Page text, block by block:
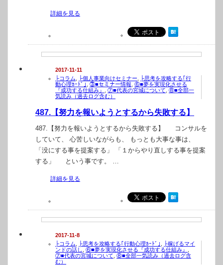
詳細を見る
2017-11-11
├コラム
├個人事業向けセミナー
├思考を攻略する｢行
動心理ｶｰﾄﾞ｣
③■セミナー情報 ⑥■夢を実現化させる
『成功する仕組み』
⑦■代表の宮城について ⑧■全部一
気読み（過去ログ含む）
487.【努力を報いようとするから失敗する】
487.【努力を報いようとするから失敗する】 コンサルを
していて、 心苦しいながらも、 もっとも大事な事は、
「没にする事を提案する」 「１からやり直しする事を提案
する」 という事です。 …
詳細を見る
2017-11-8
├コラム
├思考を攻略する｢行動心理ｶｰﾄﾞ｣
├稼げるマイ
ンドの話し
⑥■夢を実現化させる『成功する仕組み』
⑦■代表の宮城について ⑧■全部一気読み（過去ログ含
む）